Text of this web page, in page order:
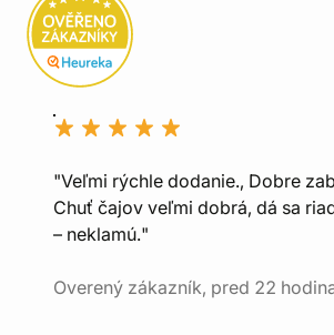
"Veľmi rýchle dodanie., Dobre
Chuť čajov veľmi dobrá, dá sa
– neklamú."
Overený zákazník, pred 22